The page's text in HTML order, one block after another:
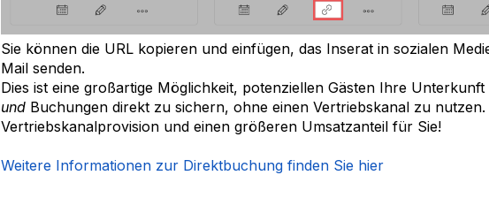
Sie können die URL kopieren und einfügen, das Inserat in sozialen
Mail senden.
Dies ist eine großartige Möglichkeit, potenziellen Gästen Ihre
undBuchungen direkt zu sichern, ohne einen Vertriebskanal zu nutzen.
Vertriebskanalprovision und einen größeren Umsatzanteil für Sie!
Weitere Informationen zur Direktbuchung finden Sie hier